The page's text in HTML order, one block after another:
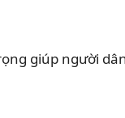
giúp người